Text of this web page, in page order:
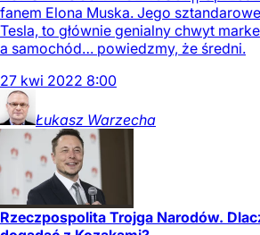
fanem Elona Muska. Jego
Tesla, to głównie genialny chwyt
a samochód… powiedzmy, że średni.
27 kwi 2022 8:00
Łukasz Warzecha
Rzeczpospolita Trojga Narodów.